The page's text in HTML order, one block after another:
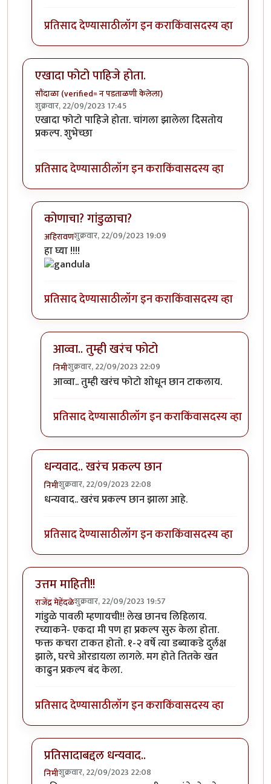
प्रतिसाद देण्यासाठीलॉग इन कराकिंवासदस्य व्हा
एखादा फोटो पाहिजे होता.
सौंदाळा (verified= न पडताळणी केलेला)
शुक्रवार, 22/09/2023 17:45
एखादा फोटो पाहिजे होता. चांगला झालेला दिसतोय
प्रकल्प. शुभेच्छा
प्रतिसाद देण्यासाठीलॉग इन कराकिंवासदस्य व्हा
कोणाचा? गांडुळाचा?
अहिरावणशुक्रवार, 22/09/2023 19:09
In reply to
हा घ्या !!!!
प्रतिसाद देण्यासाठीलॉग इन कराकिंवासदस्य व्हा
आव्वा.. तुम्ही खरंच फोटो
निमीशुक्रवार, 22/09/2023 22:09
In reply toकोणाचा? गांडुळाचा?byअहिरावण
आव्वा.. तुम्ही खरंच फोटो शोधून छान टाकलाय.
प्रतिसाद देण्यासाठीलॉग इन कराकिंवासदस्य व्हा
धन्यवाद.. खरंच प्रकल्प छान
निमीशुक्रवार, 22/09/2023 22:08
In reply toएखादा फोटो पाहिजे होता.by
धन्यवाद.. खरंच प्रकल्प छान झाला आहे.
प्रतिसाद देण्यासाठीलॉग इन कराकिंवासदस्य व्हा
उत्तम माहिती!!
राजेंद्र मेहेंदळेशुक्रवार, 22/09/2023 19:57
गांडुळे पावली म्हणायची!! लेख छानच लिहिलाय.
रच्याकने- एकदा मी पण हा प्रकल्प सुरु केला होता.
फक्त कचरा टाकत होतो. १-२ वर्षे त्या डब्याकडे दुर्लक्ष
झाले, घरचे ओरडायला लागले. मग होते तितके खत
काढुन प्रकल्प बंद केला.
प्रतिसाद देण्यासाठीलॉग इन कराकिंवासदस्य व्हा
प्रतिसादाबद्दल धन्यवाद..
निमीशुक्रवार, 22/09/2023 22:08